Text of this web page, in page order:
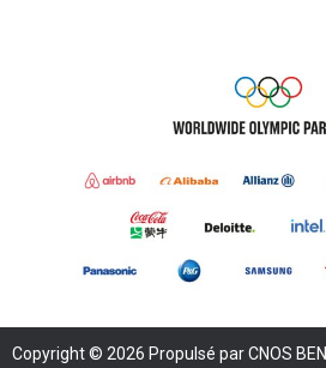
Copyright © 2026 Propulsé par CNOS BEN